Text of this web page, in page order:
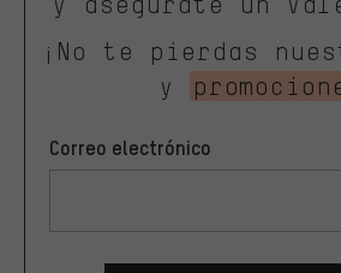
¡No te pierdas
y
Correo electrónico